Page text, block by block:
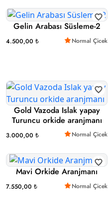
Gelin Arabası Süsleme-2
4.500,00 ₺ Normal Çicek
Gold Vazoda Islak yapay
Turuncu orkide aranjmanı
3.000,00 ₺ Normal Çicek
Mavi Orkide Aranjmanı
7.550,00 ₺ Normal Çicek